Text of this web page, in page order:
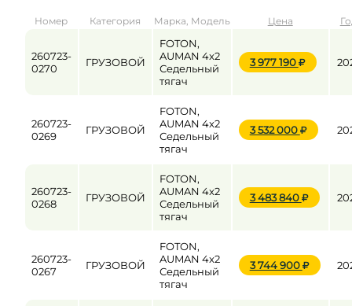
Пробег / Наработка
до
Номер Категория Марка, Модель Цена
260723-
0270
ГРУЗОВОЙ
FOTON,
AUMAN 4x2
Седельный
тягач
3 977 190
260723-
0269
ГРУЗОВОЙ
FOTON,
AUMAN 4x2
Седельный
тягач
3 532 000
260723-
0268
ГРУЗОВОЙ
FOTON,
AUMAN 4x2
Седельный
тягач
3 483 840
260723-
0267
ГРУЗОВОЙ
FOTON,
AUMAN 4x2
Седельный
тягач
3 744 900